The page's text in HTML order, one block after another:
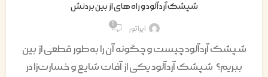
شپشک آرد آلود و راه های از بین بردنش
اپراتور 0
شپشک آردآلود چیست و چگونه آن را به‌طور قطعی از بین
ببریم؟ شپشک آردآلود یکی از آفات شایع و خسارت‌زا در